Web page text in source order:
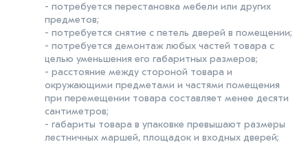
- потребуется перестановка мебели или других
предметов;
- потребуется снятие с петель дверей в помещении;
- потребуется демонтаж любых частей товара с
целью уменьшения его габаритных размеров;
- расстояние между стороной товара и
окружающими предметами и частями помещения
при перемещении товара составляет менее десяти
сантиметров;
- габариты товара в упаковке превышают размеры
лестничных маршей, площадок и входных дверей;